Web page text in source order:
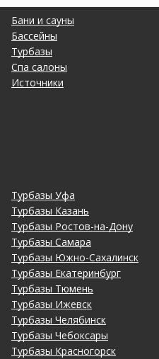
Бани и сауны
Бассейны
Турбазы
Спа салоны
Источники
Турбазы Уфа
Турбазы Казань
Турбазы Ростов-на-Дону
Турбазы Самара
Турбазы Южно-Сахалинск
Турбазы Екатеринбург
Турбазы Тюмень
Турбазы Ижевск
Турбазы Челябинск
Турбазы Чебоксары
Турбазы Красногорск